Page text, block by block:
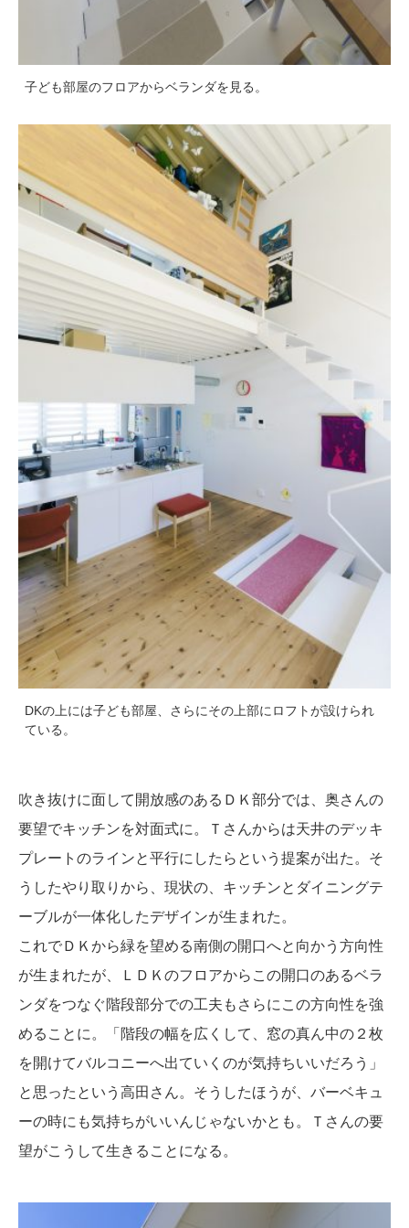
子ども部屋のフロアからベランダを見る。
DKの上には子ども部屋、さらにその上部にロフトが設けられ
ている。
吹き抜けに面して開放感のあるＤＫ部分では、奥さんの
要望でキッチンを対面式に。Ｔさんからは天井のデッキ
プレートのラインと平行にしたらという提案が出た。そ
うしたやり取りから、現状の、キッチンとダイニングテ
ーブルが一体化したデザインが生まれた。
これでＤＫから緑を望める南側の開口へと向かう方向性
が生まれたが、ＬＤＫのフロアからこの開口のあるベラ
ンダをつなぐ階段部分での工夫もさらにこの方向性を強
めることに。「階段の幅を広くして、窓の真ん中の２枚
を開けてバルコニーへ出ていくのが気持ちいいだろう」
と思ったという高田さん。そうしたほうが、バーベキュ
ーの時にも気持ちがいいんじゃないかとも。Ｔさんの要
望がこうして生きることになる。